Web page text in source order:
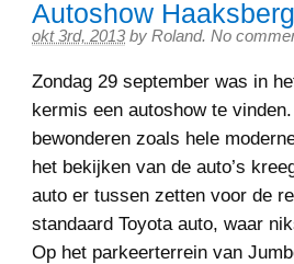
Autoshow
okt 3rd, 2013 by Roland. No
Zondag 29 september was in
kermis een autoshow te
bewonderen zoals hele
het bekijken van de auto’s
auto er tussen zetten voor de
standaard Toyota auto, waar
Op het parkeerterrein van